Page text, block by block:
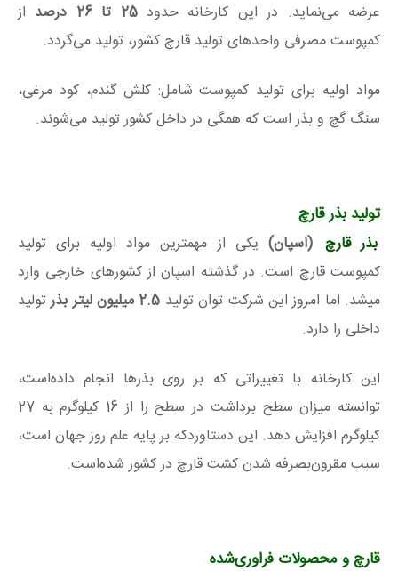
عرضه می‌نماید. در این کارخانه حدود25 تا 26 درصد
از
کمپوست مصرفی واحد‌های تولید قارچ کشور، تولید می‌گردد.
مواد اولیه برای تولید کمپوست شامل: کلش گندم، کود مرغی،
سنگ گچ و بذر است که همگی در داخل کشور تولید می‌شوند.
تولید بذر قارچ
بذر قارچ (اسپان) یکی از مهمترین مواد اولیه برای تولید
کمپوست قارچ است. در گذشته اسپان از کشورهای خارجی وارد
میشد. اما امروز این شرکت توان تولید 2.5 میلیون لیتر بذر
تولید
داخلی را دارد.
این کارخانه با تغییراتی که بر روی بذرها انجام داده‌است،
توانسته میزان سطح برداشت در سطح را از 16 کیلوگرم به 27
کیلوگرم افزایش دهد. این دستاوردکه بر پایه علم روز جهان است،
سبب مقرون‌بصرفه شدن کشت قارچ در کشور شده‌است.
قارچ و محصولات فراوری‌شده